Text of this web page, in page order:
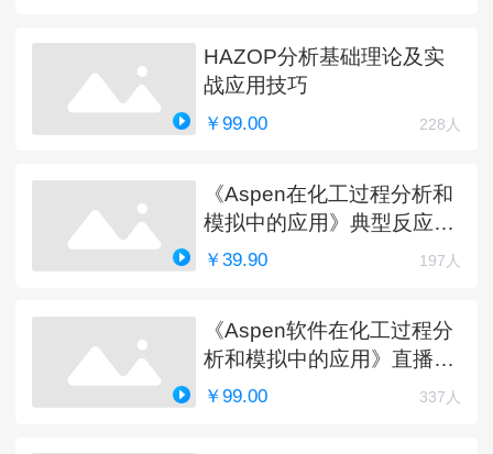
HAZOP分析基础理论及实
战应用技巧
￥99.00 228人
《Aspen在化工过程分析和
模拟中的应用》典型反应工
艺详解
￥39.90 197人
《Aspen软件在化工过程分
析和模拟中的应用》直播课
程（完）
￥99.00 337人